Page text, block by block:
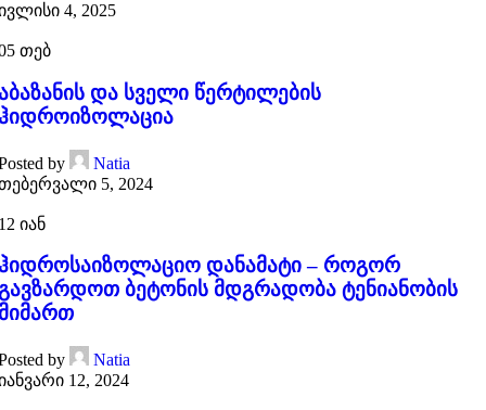
4, 2025
თებ
და სველი წერტილების
by
Natia
5, 2024
იან
დანამატი – როგორ
ბეტონის მდგრადობა ტენიანობის
by
Natia
12, 2024